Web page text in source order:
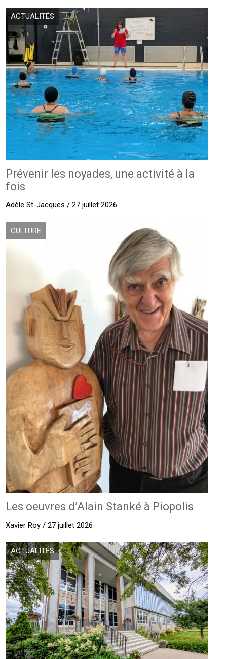
ACTUALITÉS
Prévenir les noyades, une activité à la
fois
Adèle St-Jacques / 27 juillet 2026
CULTURE
Les oeuvres d’Alain Stanké à Piopolis
Xavier Roy / 27 juillet 2026
ACTUALITÉS